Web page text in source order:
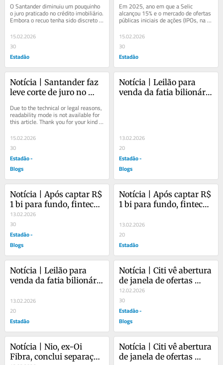
O Santander diminuiu um pouquinho
o juro praticado no crédito imobiliário.
Embora o recuo tenha sido discreto
15.02.2026
30
Estadão
em destaque
Em 2025, ano em que a Selic
alcançou 15% e o mercado de ofertas
públicas iniciais de ações (IPOs, na
sigla em inglês) permaneceu fechado,
a...
15.02.2026
30
Estadão
Notícia | Santander faz
leve corte de juro no
Due to the technical or legal reasons,
readability mode is not available for
this article. Thank you for your kind
15.02.2026
30
Estadão -
Blogs
Notícia | Leilão para
venda da fatia bilionária
13.02.2026
20
Estadão -
Blogs
Notícia | Após captar R$
1 bi para fundo, fintech
Listo mira atrair
investimento acionário
13.02.2026
30
Estadão -
Blogs
Notícia | Após captar R$
1 bi para fundo, fintech
investimento acionário
13.02.2026
20
Estadão
Notícia | Leilão para
venda da fatia bilionária
esvaziado
13.02.2026
20
Estadão
Notícia | Citi vê abertura
de janela de ofertas
públicas de ações no
Brasil no primeiro
semestre
12.02.2026
30
Estadão -
Blogs
Notícia | Nio, ex-Oi
Fibra, conclui separação
Notícia | Citi vê abertura
de janela de ofertas